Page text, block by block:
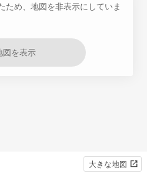
ため、地図を非表示にしていま
図を表示
大きな地図